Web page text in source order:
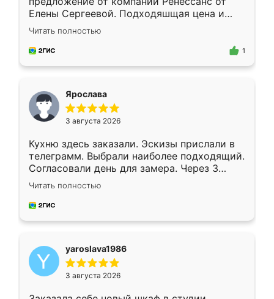
Елены Сергеевой. Подходяшщая цена и
короткие сроки изготовления. Приехавший
для замера сотрудник Владислав
предложил по моему эскизу самый
Читать полностью
1
Ярослава
3 августа 2026
Кухню здесь заказали. Эскизы прислали в
телеграмм. Выбрали наиболее подходящий.
Согласовали день для замера. Через 3
недели кухня была уже готова. Остались
довольны работой. Спасибо Ренессанс
мебель за качественную работу!
Читать полностью
yaroslava1986
3 августа 2026